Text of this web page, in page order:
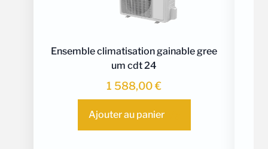
Ensemble climatisation gainable gree
um cdt 24
1 588,00€
Ajouter au panier